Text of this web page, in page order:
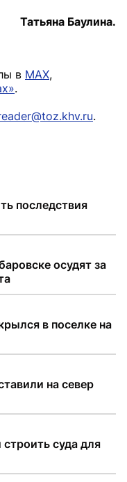
Татьяна Баулина.
в MAX,
.
.
последствия
осудят за
в поселке на
на север
суда для